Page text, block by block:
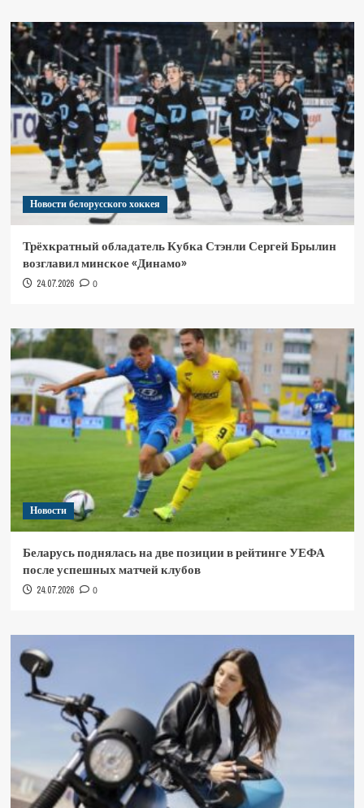
Новости белорусского хоккея
Трёхкратный обладатель Кубка Стэнли Сергей Брылин
возглавил минское «Динамо»
24.07.2026 0
Новости
Беларусь поднялась на две позиции в рейтинге УЕФА
после успешных матчей клубов
24.07.2026 0